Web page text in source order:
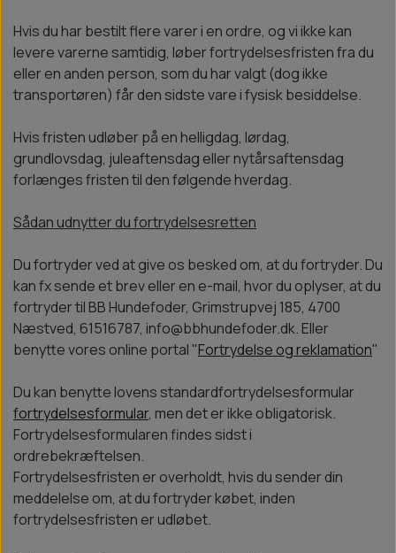
Hvis du har bestilt flere varer i en ordre, og vi ikke kan
levere varerne samtidig, løber fortrydelsesfristen fra du
eller en anden person, som du har valgt (dog ikke
transportøren) får den sidste vare i fysisk besiddelse.
Hvis fristen udløber på en helligdag, lørdag,
grundlovsdag, juleaftensdag eller nytårsaftensdag
forlænges fristen til den følgende hverdag.
Sådan udnytter du fortrydelsesretten
Du fortryder ved at give os besked om, at du fortryder. Du
kan fx sende et brev eller en e-mail, hvor du oplyser, at du
fortryder til BB Hundefoder, Grimstrupvej 185, 4700
Næstved, 61516787, info@bbhundefoder.dk. Eller
benytte vores online portal "Fortrydelse og reklamation"
Du kan benytte lovens standardfortrydelsesformular
fortrydelsesformular, men det er ikke obligatorisk.
Fortrydelsesformularen findes sidst i
ordrebekræftelsen.
Fortrydelsesfristen er overholdt, hvis du sender din
meddelelse om, at du fortryder købet, inden
fortrydelsesfristen er udløbet.